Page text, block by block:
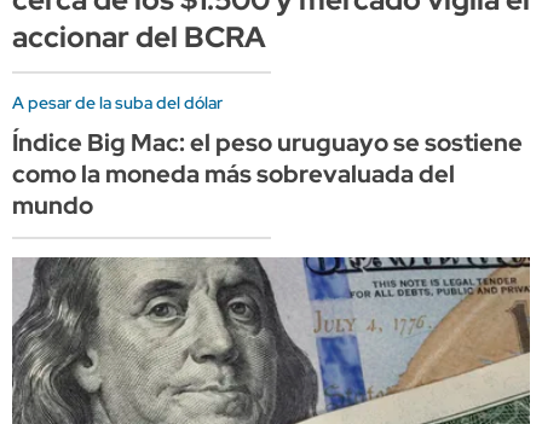
accionar del BCRA
A pesar de la suba del dólar
Índice Big Mac: el peso uruguayo se sostiene
como la moneda más sobrevaluada del
mundo